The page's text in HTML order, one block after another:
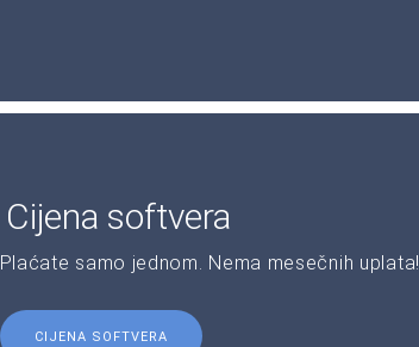
Cijena softvera
Plaćate samo jednom. Nema mesečnih uplata!
CIJENA SOFTVERA